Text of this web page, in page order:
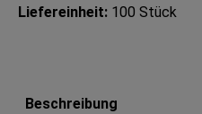
Liefereinheit: 100 Stück
Beschreibung